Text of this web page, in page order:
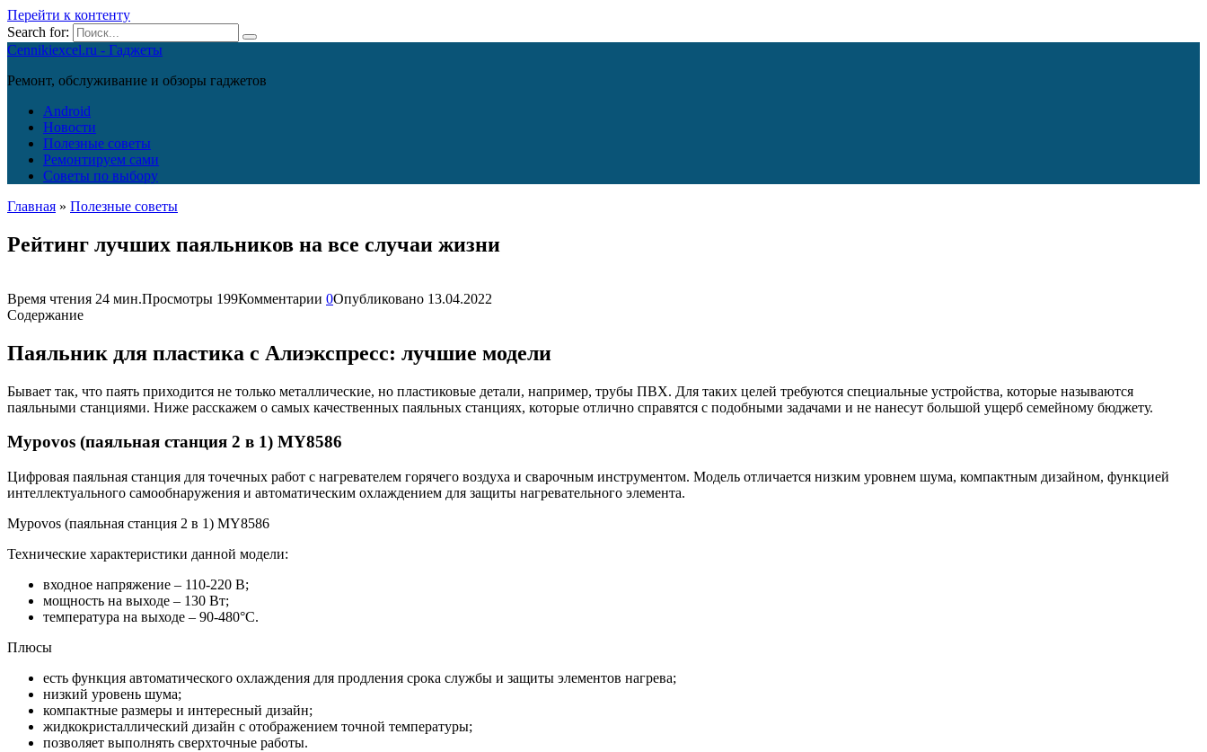
Перейти к контенту
Search for:
Cennikiexcel.ru - Гаджеты
Ремонт, обслуживание и обзоры гаджетов
Android
Новости
Полезные советы
Ремонтируем сами
Советы по выбору
Главная » Полезные советы
Рейтинг лучших паяльников на все случаи жизни
Время чтения 24 мин.Просмотры 199Комментарии 0Опубликовано 13.04.2022
Содержание
Паяльник для пластика с Алиэкспресс: лучшие модели
Бывает так, что паять приходится не только металлические, но пластиковые детали, например, трубы ПВХ. Для таких целей требуются специальные устройства, которые называются
паяльными станциями. Ниже расскажем о самых качественных паяльных станциях, которые отлично справятся с подобными задачами и не нанесут большой ущерб семейному бюджету.
Mypovos (паяльная станция 2 в 1) MY8586
Цифровая паяльная станция для точечных работ с нагревателем горячего воздуха и сварочным инструментом. Модель отличается низким уровнем шума, компактным дизайном, функцией
интеллектуального самообнаружения и автоматическим охлаждением для защиты нагревательного элемента.
Mypovos (паяльная станция 2 в 1) MY8586
Технические характеристики данной модели:
входное напряжение – 110-220 В;
мощность на выходе – 130 Вт;
температура на выходе – 90-480°C.
Плюсы
есть функция автоматического охлаждения для продления срока службы и защиты элементов нагрева;
низкий уровень шума;
компактные размеры и интересный дизайн;
жидкокристаллический дизайн с отображением точной температуры;
позволяет выполнять сверхточные работы.